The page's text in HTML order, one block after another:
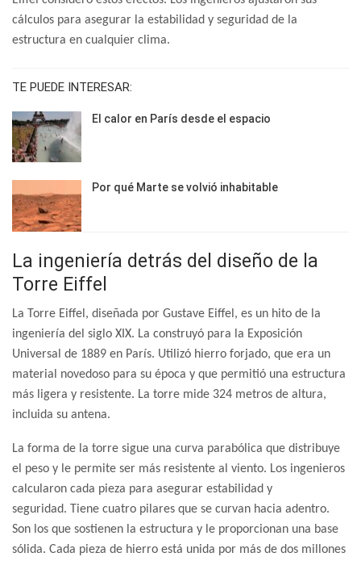
cálculos para asegurar la estabilidad y seguridad de la
estructura en cualquier clima.
TE PUEDE INTERESAR:
El calor en París desde el espacio
Por qué Marte se volvió inhabitable
La ingeniería detrás del diseño de la
Torre Eiffel
La Torre Eiffel, diseñada por Gustave Eiffel, es un hito de la
ingeniería del siglo XIX. La construyó para la Exposición
Universal de 1889 en París. Utilizó hierro forjado, que era un
material novedoso para su época y que permitió una estructura
más ligera y resistente. La torre mide 324 metros de altura,
incluida su antena.
La forma de la torre sigue una curva parabólica que distribuye
el peso y le permite ser más resistente al viento. Los ingenieros
calcularon cada pieza para asegurar estabilidad y
seguridad.
Tiene cuatro pilares que se curvan hacia adentro.
Son los que sostienen la estructura y le proporcionan una base
sólida. Cada pieza de hierro está unida por más de dos millones